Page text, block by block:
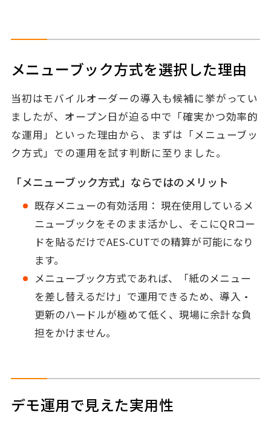
メニューブック方式を選択した理由
当初はモバイルオーダーの導入も候補に挙がってい
ましたが、オープン日が迫る中で「確実かつ効率的
な運用」といった理由から、まずは「メニューブッ
ク方式」での運用を試す判断に至りました。
「メニューブック方式」ならではのメリット
既存メニューの有効活用： 現在使用しているメ
ニューブックをそのまま活かし、そこにQRコー
ドを貼るだけでAES-CUTでの精算が可能になり
ます。
メニューブック方式であれば、「紙のメニュー
を差し替えるだけ」で運用できるため、導入・
更新のハードルが極めて低く、現場に余計な負
担をかけません。
デモ運用で見えた実用性